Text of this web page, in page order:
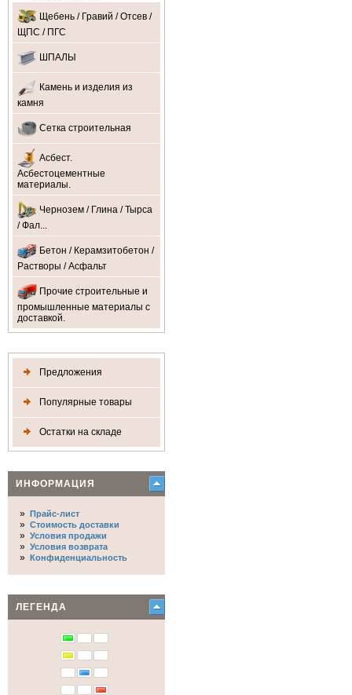
Щебень / Гравий / Отсев /
ЩПС / ПГС
ШПАЛЫ
Камень и изделия из
камня
Сетка строительная
Асбест.
Асбестоцементные
материалы.
Чернозем / Глина / Тырса
/ Фал...
Бетон / Керамзитобетон /
Растворы / Асфальт
Прочие строительные и
промышленные материалы с
доставкой.
Предложения
Популярные товары
Остатки на складе
ИНФОРМАЦИЯ
» Прайс-лист
» Стоимость доставки
» Условия продажи
» Условия возврата
» Конфиденциальность
ЛЕГЕНДА